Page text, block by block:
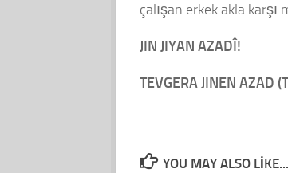
çalışan erkek akla karşı
JIN JIYAN AZADÎ!
TEVGERA JINEN AZAD
YOU MAY ALSO LIKE...